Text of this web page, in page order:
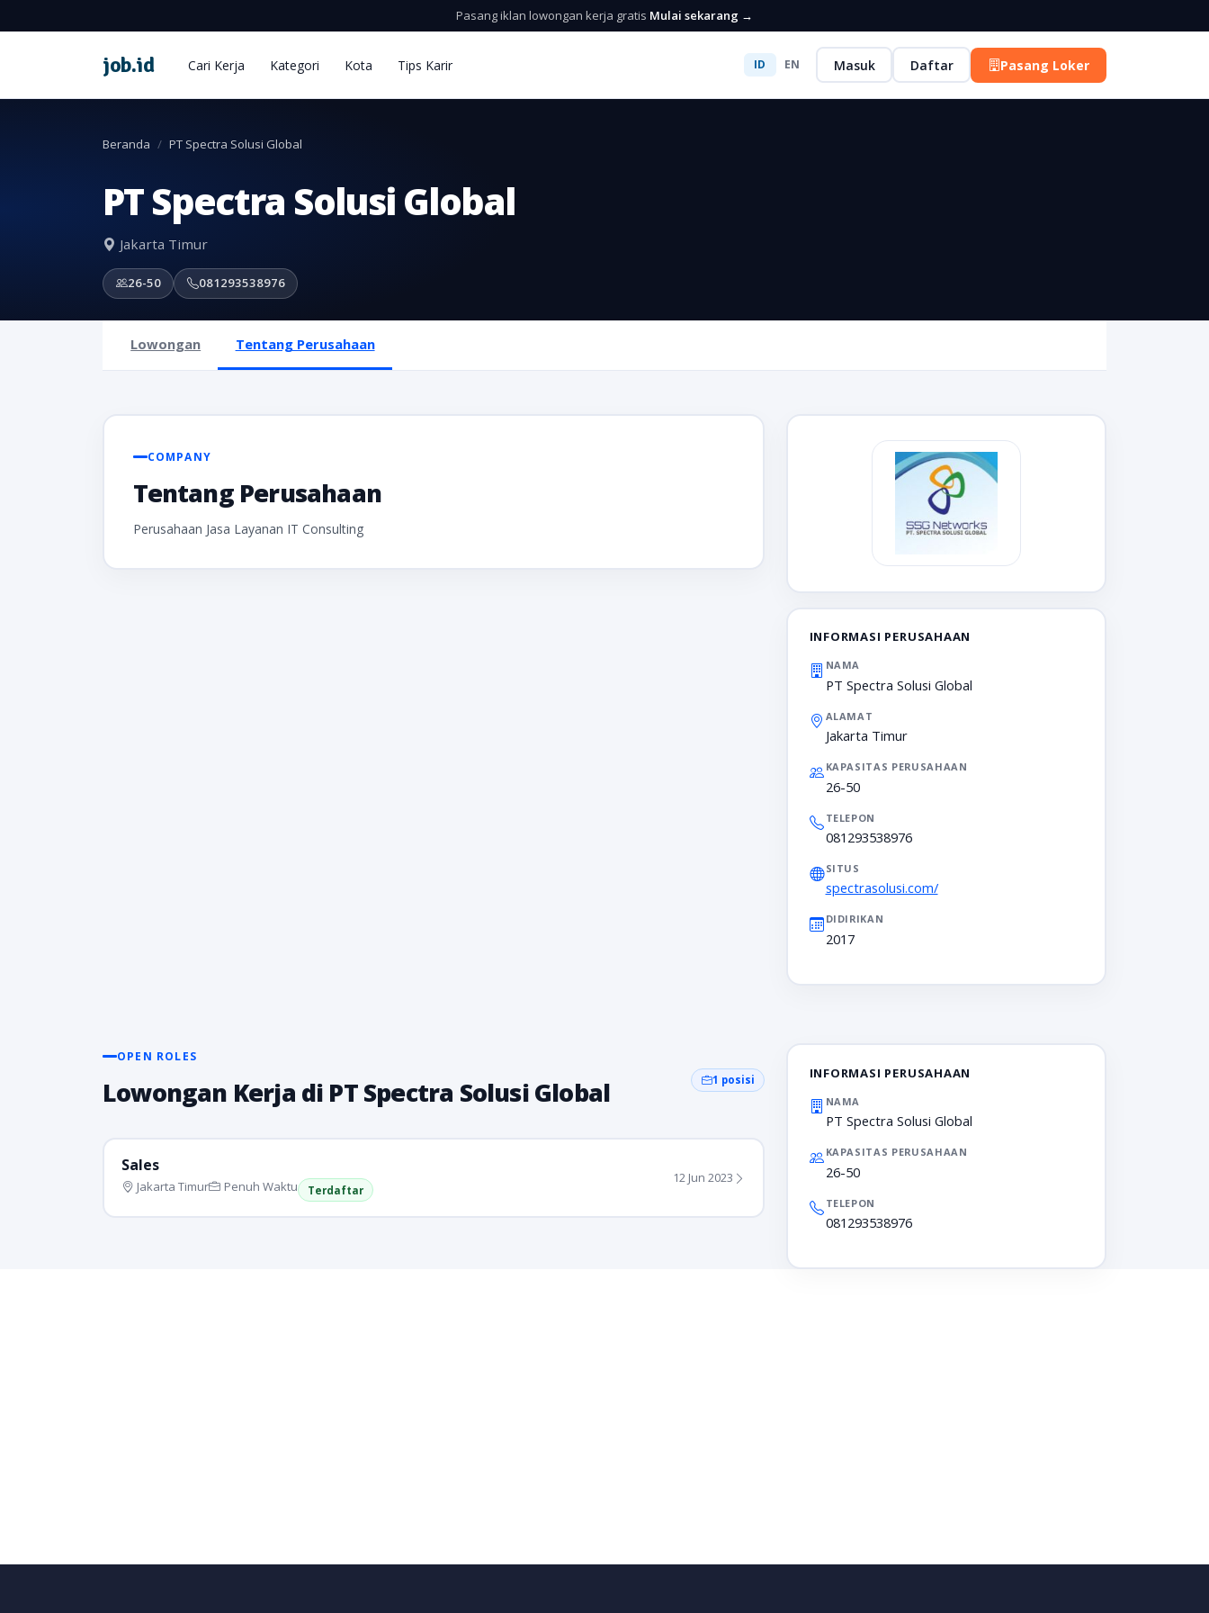
Pasang iklan lowongan kerja gratis Mulai sekarang →
job.id Cari Kerja Kategori Kota Tips Karir ID EN Masuk Daftar Pasang Loker
Beranda PT Spectra Solusi Global
PT Spectra Solusi Global
Jakarta Timur
26-50 081293538976
Lowongan Tentang Perusahaan
COMPANY
Tentang Perusahaan
Perusahaan Jasa Layanan IT Consulting
INFORMASI PERUSAHAAN
NAMA
PT Spectra Solusi Global
ALAMAT
Jakarta Timur
KAPASITAS PERUSAHAAN
26-50
TELEPON
081293538976
SITUS
spectrasolusi.com/
DIDIRIKAN
2017
OPEN ROLES
Lowongan Kerja di PT Spectra Solusi Global 1 posisi
Sales
Jakarta Timur Penuh Waktu Terdaftar
12 Jun 2023
INFORMASI PERUSAHAAN
NAMA
PT Spectra Solusi Global
KAPASITAS PERUSAHAAN
26-50
TELEPON
081293538976